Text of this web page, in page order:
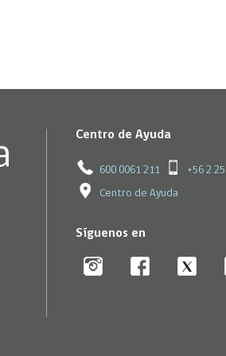
Centro de Ayuda
600 0061 211 +56 2
Centro de Ayuda
Síguenos en